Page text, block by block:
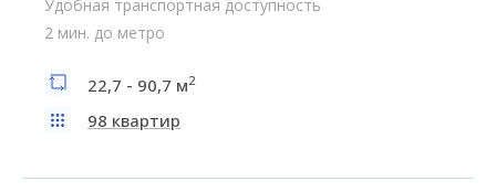
Удобная транспортная доступность
2 мин. до метро
22,7 - 90,7 м2
98 квартир